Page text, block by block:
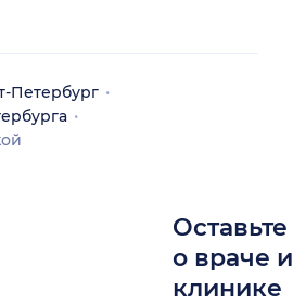
Петербург
о враче
клинике